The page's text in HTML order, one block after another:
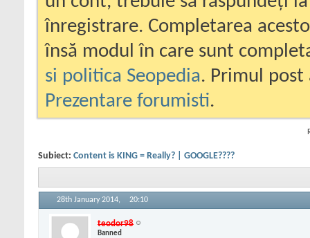
înregistrare. Completarea
însă modul în care sunt
si politica Seopedia. Primul
Prezentare forumisti.
Subiect: Content is KING = Really? | GOOGLE????
28th January 2014, 20:10
teodor98
Banned